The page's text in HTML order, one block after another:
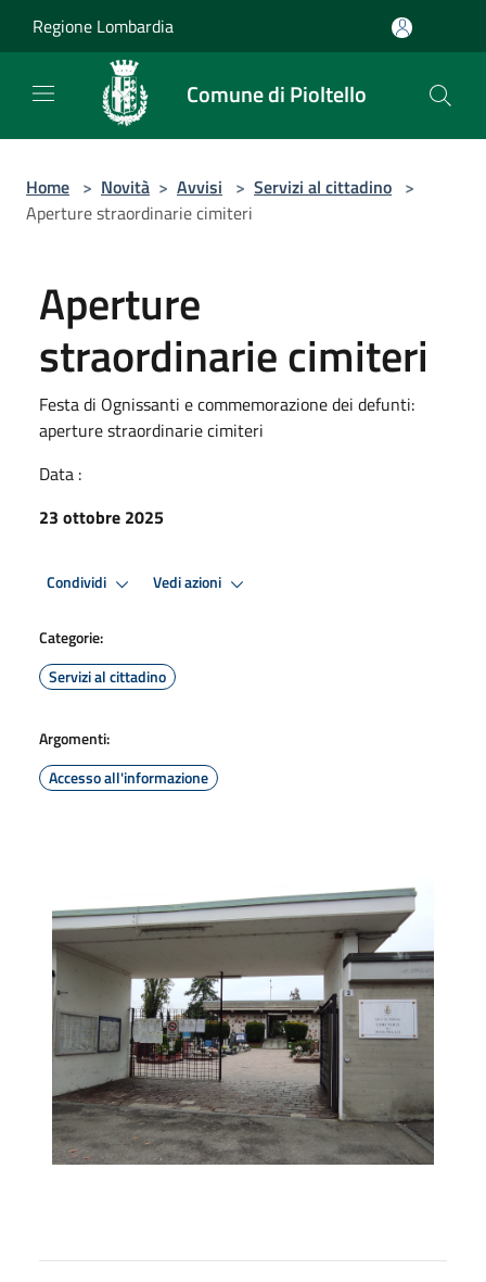
Regione Lombardia
Comune di Pioltello
Home > Novità > Avvisi > Servizi al cittadino >
Aperture straordinarie cimiteri
Aperture
straordinarie cimiteri
Festa di Ognissanti e commemorazione dei defunti:
aperture straordinarie cimiteri
Data :
23 ottobre 2025
Condividi Vedi azioni
Categorie:
Servizi al cittadino
Argomenti:
Accesso all'informazione